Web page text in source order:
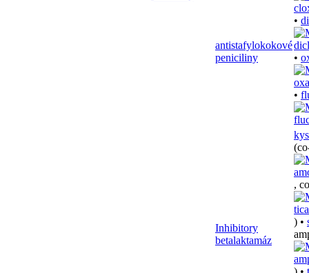
antistafylokokové
peniciliny
•
•
•
Inhibitory
betalaktamáz
,
) •